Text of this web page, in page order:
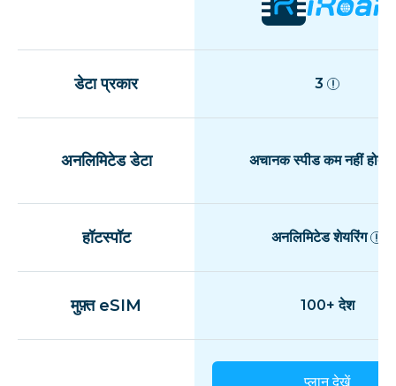
डेटा प्रकार 3
अनलिमिटेड डेटा अचानक स्पीड कम नहीं होती
हॉटस्पॉट अनलिमिटेड शेयरिंग
मुफ़्त eSIM 100+ देश
प्लान देखें